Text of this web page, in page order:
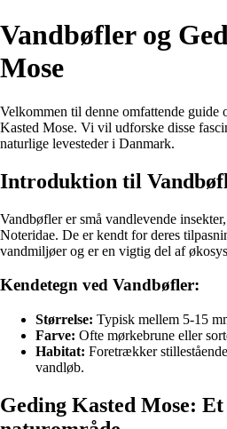
Vandbøfler og
Mose
Velkommen til denne omfattende guide
Kasted Mose. Vi vil udforske disse
naturlige levesteder i Danmark.
Introduktion til
Vandbøfler er små vandlevende
Noteridae. De er kendt for deres
vandmiljøer og er en vigtig del af
Kendetegn ved Vandbøfler:
Størrelse: Typisk mellem 5-15
Farve: Ofte mørkebrune eller
Habitat: Foretrækker
vandløb.
Geding Kasted Mose: